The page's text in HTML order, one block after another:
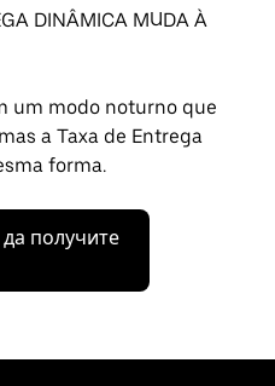
DINÂMICA MUDA À
um modo noturno que
a Taxa de Entrega
forma.
получите